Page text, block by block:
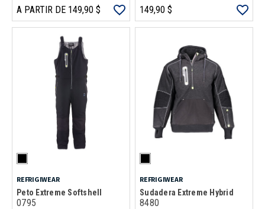
A PARTIR DE 149,90 $ 149,90 $
REFRIGIWEAR
Peto Extreme Softshell
0795
REFRIGIWEAR
Sudadera Extreme Hybrid
8480